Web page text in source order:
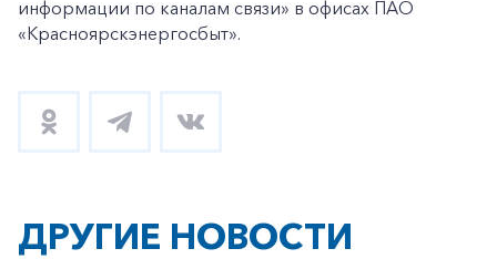
информации по каналам связи» в офисах ПАО
«Красноярскэнергосбыт».
ДРУГИЕ НОВОСТИ